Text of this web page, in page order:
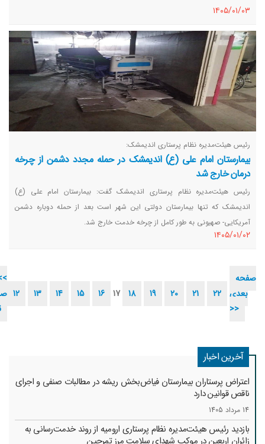
١٤٠٥/٠١/٠٣
رئیس هیئت‌مدیره نظام پرستاری اندیمشک:
بیمارستان امام علی (ع) اندیمشک در حمله مجدد دشمن از چرخه
درمان خارج شد
رئیس‌ هیئت‌مدیره نظام پرستاری اندیمشک گفت: بیمارستان امام علی (ع)
اندیمشک که تنها بیمارستان دولتی این شهر است بعد از حمله دوباره دشمن
آمریکایی- صهیونی به طور کامل از چرخه خدمت خارج شد.
١٤٠٥/٠١/٠٢
12 13 14 15 16 17 18 19 20 21 22
صفحه
بعدی
>>
آخرین اخبار
اعتراض پرستاران بیمارستان فیاض‌بخش ریشه در مطالبات صنفی و اجرای
ناقص قوانین دارد
14 مرداد 1405
بازدید رئیس هیئت‌مدیره نظام پرستاری ارومیه از روند خدمت‌رسانی به
زائران اربعین در موکب شهدای سلامت مرز تمرچین